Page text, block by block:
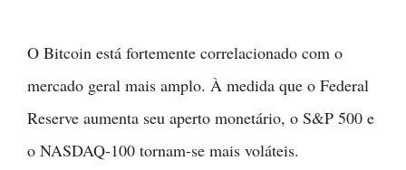
O Bitcoin está fortemente correlacionado com o
mercado geral mais amplo. À medida que o Federal
Reserve aumenta seu aperto monetário, o S&P 500 e
o NASDAQ-100 tornam-se mais voláteis.